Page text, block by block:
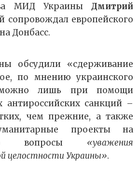
МИД УкраиныДмитрий
сопровождал европейского
Донбасс.
обсудили «сдерживание
по мнению украинского
лишь при помощи
антироссийских санкций –
чем прежние, а также
проекты на
и вопросы «уважения
целостности Украины».